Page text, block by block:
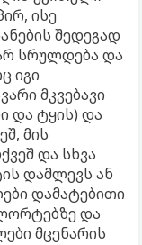
ისე
შედეგად
სრულდება და
იგი
მკვებავი
და ტყის) და
მის
და სხვა
დამლევს ან
დამატებითი
და
მცენარის